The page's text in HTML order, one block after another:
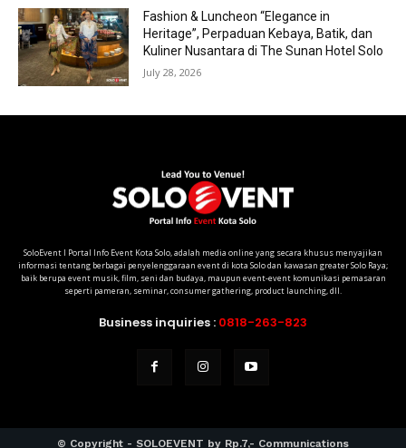
Fashion & Luncheon “Elegance in
Heritage”, Perpaduan Kebaya, Batik, dan
Kuliner Nusantara di The Sunan Hotel Solo
July 28, 2026
SoloEvent I Portal Info Event Kota Solo, adalah media online yang secara khusus menyajikan
informasi tentang berbagai penyelenggaraan event di kota Solo dan kawasan greater Solo Raya;
baik berupa event musik, film, seni dan budaya, maupun event-event komunikasi pemasaran
seperti pameran, seminar, consumer gathering, product launching, dll.
Business inquiries : 0818-263-823
© Copyright - SOLOEVENT by Rp.7,- Communications